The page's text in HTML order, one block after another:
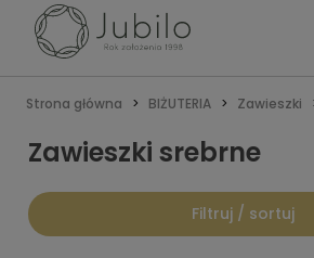
Strona główna BIŻUTERIA Zawieszki
Zawieszki srebrne
Filtruj / sortuj